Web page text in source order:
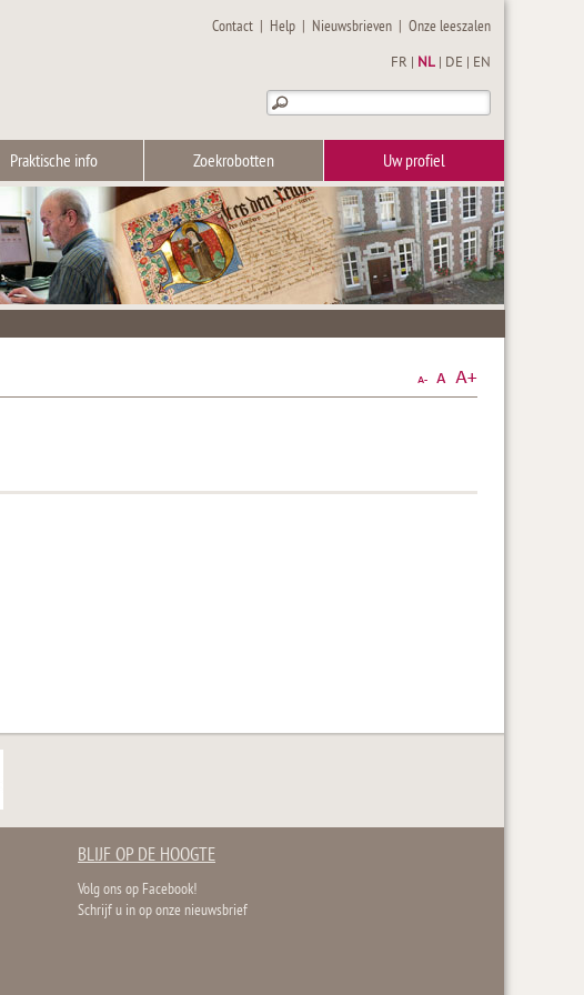
Contact | Help | Nieuwsbrieven |Onze leeszalen
FR NL DE EN
Praktische info Zoekrobotten Uw profiel
BLIJF OP DE HOOGTE
Volg ons op Facebook!
Schrijf u in op onze nieuwsbrief